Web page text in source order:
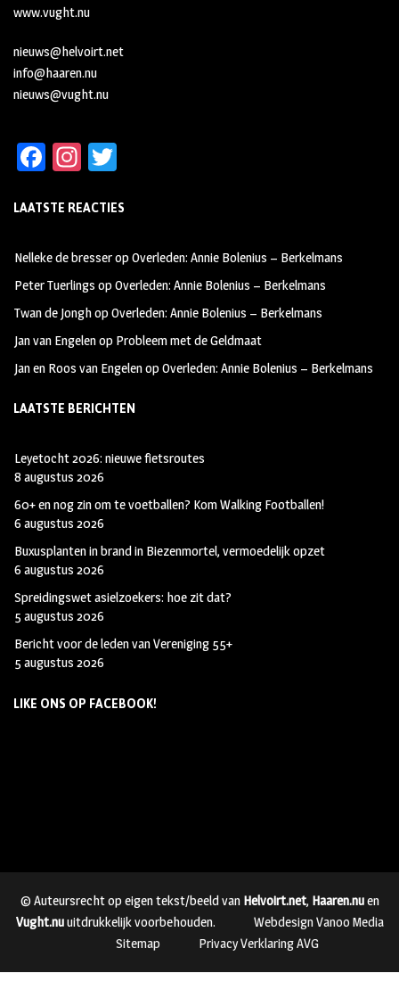
www.vught.nu
nieuws@helvoirt.net
info@haaren.nu
nieuws@vught.nu
Fa
b
oo
k
In
ag
m
tt
LAATSTE REACTIES
Nelleke de bresseropOverleden: Annie Bolenius – Berkelmans
Peter Tuerlings opOverleden: Annie Bolenius – Berkelmans
Twan de JonghopOverleden: Annie Bolenius – Berkelmans
Jan van Engelenop Probleem met de Geldmaat
Jan en Roos van EngelenopOverleden: Annie Bolenius – Berkelmans
LAATSTE BERICHTEN
Leyetocht 2026: nieuwe fietsroutes
8 augustus 2026
60+ en nog zin om te voetballen? Kom Walking Footballen!
6 augustus 2026
Buxusplanten in brand in Biezenmortel, vermoedelijk opzet
6 augustus 2026
Spreidingswet asielzoekers: hoe zit dat?
5 augustus 2026
Bericht voor de leden van Vereniging 55+
5 augustus 2026
LIKE ONS OP FACEBOOK!
© Auteursrecht op eigen tekst/beeld van Helvoirt.net, Haaren.nuen
Vught.nuuitdrukkelijk voorbehouden.
Webdesign Vanoo Media
Sitemap
Privacy Verklaring AVG